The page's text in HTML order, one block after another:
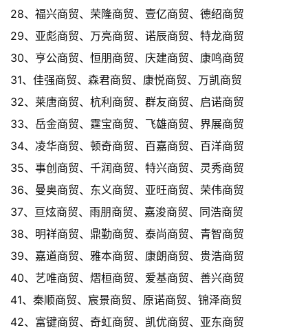
28、福兴商贸、荣隆商贸、壹亿商贸、德绍商贸
29、亚彪商贸、万亮商贸、诺辰商贸、特龙商贸
30、亨公商贸、恒朋商贸、庆建商贸、康鸣商贸
31、佳强商贸、森君商贸、康悦商贸、万凯商贸
32、莱唐商贸、杭利商贸、群友商贸、启诺商贸
33、岳金商贸、霆宝商贸、飞雄商贸、界展商贸
34、凌华商贸、顿奇商贸、百嘉商贸、百洋商贸
35、事创商贸、千润商贸、特兴商贸、灵秀商贸
36、曼奥商贸、东义商贸、亚旺商贸、荣伟商贸
37、亘炫商贸、雨朋商贸、嘉浚商贸、同浩商贸
38、明祥商贸、鼎勤商贸、泰尚商贸、青智商贸
39、嘉道商贸、雅本商贸、康朗商贸、贵浩商贸
40、艺唯商贸、熠桓商贸、爱基商贸、善兴商贸
41、秦顺商贸、宸景商贸、原诺商贸、锦泽商贸
42、富键商贸、奇虹商贸、凯优商贸、亚东商贸